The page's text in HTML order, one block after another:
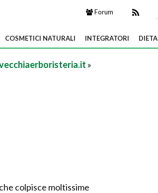
Forum
COSMETICI NATURALI INTEGRATORI DIETA
»
colpisce moltissime